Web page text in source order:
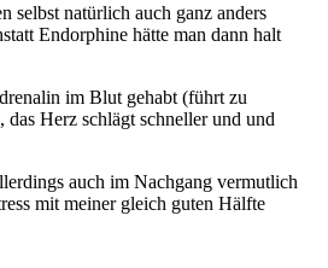
selbst natürlich auch ganz anders
Endorphine hätte man dann halt
im Blut gehabt (führt zu
Herz schlägt schneller und und
auch im Nachgang vermutlich
mit meiner gleich guten Hälfte